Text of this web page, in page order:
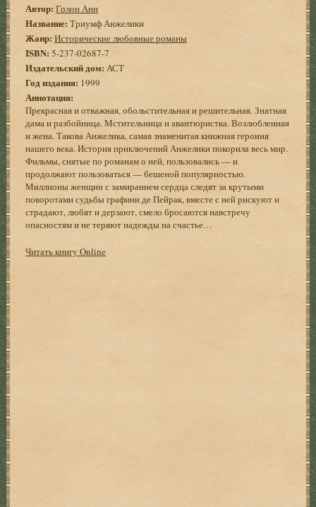
Автор: Голон Анн
Название: Триумф Анжелики
Жанр: Исторические любовные романы
ISBN: 5-237-02687-7
Издательский дом: АСТ
Год издания: 1999
Аннотация:
Прекрасная и отважная, обольстительная и решительная. Знатная
дама и разбойница. Мстительница и авантюристка. Возлюбленная
и жена. Такова Анжелика, самая знаменитая книжная героиня
нашего века. История приключений Анжелики покорила весь мир.
Фильмы, снятые по романам о ней, пользовались — и
продолжают пользоваться — бешеной популярностью.
Миллионы женщин с замиранием сердца следят за крутыми
поворотами судьбы графини де Пейрак, вместе с ней рискуют и
страдают, любят и дерзают, смело бросаются навстречу
опасностям и не теряют надежды на счастье…
Читать книгу Online